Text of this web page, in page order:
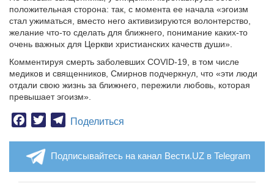
положительная сторона: так, с момента ее начала «эгоизм
стал ужиматься, вместо него активизируются волонтерство,
желание что-то сделать для ближнего, понимание каких-то
очень важных для Церкви христианских качеств души».
Комментируя смерть заболевших COVID-19, в том числе
медиков и священников, Смирнов подчеркнул, что «эти люди
отдали свою жизнь за ближнего, пережили любовь, которая
превышает эгоизм».
Facebook
TwitterTelegram
Поделиться
Подписывайтесь на канал Вести.UZ в Telegram